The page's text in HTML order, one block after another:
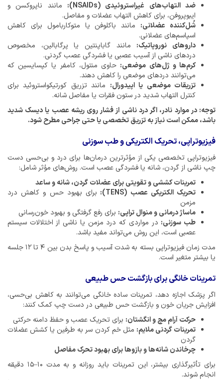
ضد التهاب‌های غیراستروئیدی (NSAIDs):
مانند ناپروکسن و
ایبوپروفن، برای کاهش التهاب عضلات و مفاصل.
شُل‌کننده عضلانی: مانند باکلوفن یا متوکاربامول برای کاهش
اسپاسم‌های عضلانی.
داروهای نوروپاتیک: مانند گاباپنتین یا پرگابالین، مخصوص
دردهای ناشی از آسیب عصبی یا فشردگی عصب گردنی.
کرم‌ها و ژل‌های موضعی: حاوی منتول، کامفر یا کپسایسین که
می‌توانند دردهای موضعی را کاهش دهند.
تزریقات موضعی یا اپیدورال: مانند تزریق کورتیکواستروئید برای
کنترل التهاب شدید در ستون فقرات یا مفاصل شانه.
توجه: در موارد نادر، اگر درد ناشی از فشار روی ریشه عصب یا دیسک شدید
باشد، ممکن است نیاز به تزریق تخصصی یا حتی جراحی مطرح شود.
فیزیوتراپی، تحریک الکتریکی و طب سوزنی
فیزیوتراپی تخصصی یکی از مؤثرترین درمان‌ها برای درد و بی‌حسی دست
چپ ناشی از گردن، شانه یا فشردگی عصب است. روش‌های مؤثر شامل:
تمرینات کششی و تقویتی برای عضلات گردن، شانه و ساعد
تحریک الکتریکی عصب (TENS):
برای بهبود حس و کاهش درد
مزمن
ماساژ درمانی و منوال تراپی: برای رفع گرفتگی و بهبود خون‌رسانی
طب سوزنی: در مواردی که درد مزمن یا ناشی از اختلالات سیستم
عصبی است، این روش می‌تواند مفید باشد.
مدت زمان فیزیوتراپی بسته به شدت آسیب و پاسخ بدن بین ۴ تا ۱۲ جلسه
یا بیشتر متغیر است.
تمرینات خانگی برای بازگشت حس طبیعی
اگر پزشک اجازه دهد، تمرینات ساده خانگی می‌توانند به کاهش بی‌حسی،
افزایش جریان خون و بازگشت حس طبیعی در دست چپ کمک کنند:
حرکت آرام مچ و انگشتان: برای تحریک عصب و حفظ دامنه حرکتی
تمرینات گردنی ملایم: مثل خم کردن سر به طرفین یا کشش عضلات
گردن
چرخاندن شانه‌ها و بازوها برای بهبود تحرک مفاصل
برای تأثیرگذاری بیشتر، این تمرینات باید روزانه و به مدت ۱۰–۱۵ دقیقه
انجام شوند.